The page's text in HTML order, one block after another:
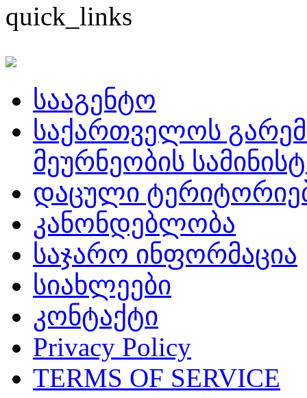
quick_links
სააგენტო
საქართველოს
მეურნეობის
დაცული
კანონდებლობა
საჯარო ინფორმაცია
სიახლეები
კონტაქტი
Privacy Policy
TERMS OF SERVICE